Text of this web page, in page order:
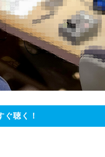
ぐ聴く！